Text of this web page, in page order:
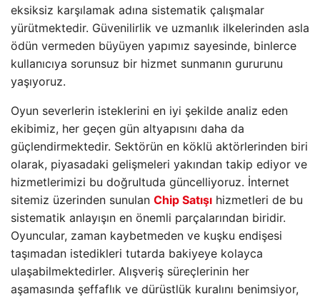
eksiksiz karşılamak adına sistematik çalışmalar
yürütmektedir. Güvenilirlik ve uzmanlık ilkelerinden asla
ödün vermeden büyüyen yapımız sayesinde, binlerce
kullanıcıya sorunsuz bir hizmet sunmanın gururunu
yaşıyoruz.
Oyun severlerin isteklerini en iyi şekilde analiz eden
ekibimiz, her geçen gün altyapısını daha da
güçlendirmektedir. Sektörün en köklü aktörlerinden biri
olarak, piyasadaki gelişmeleri yakından takip ediyor ve
hizmetlerimizi bu doğrultuda güncelliyoruz. İnternet
sitemiz üzerinden sunulan Chip Satışı hizmetleri de bu
sistematik anlayışın en önemli parçalarından biridir.
Oyuncular, zaman kaybetmeden ve kuşku endişesi
taşımadan istedikleri tutarda bakiyeye kolayca
ulaşabilmektedirler. Alışveriş süreçlerinin her
aşamasında şeffaflık ve dürüstlük kuralını benimsiyor,